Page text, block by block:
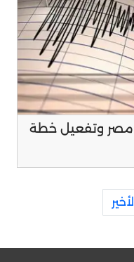
يضرب مصر وتفعيل خطة
الأخير